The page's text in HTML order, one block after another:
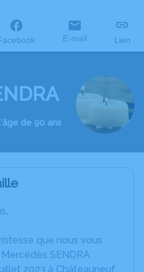
E-mail Lien
de 90 ans
que nous vous
SENDRA
2023 à Châteauneuf